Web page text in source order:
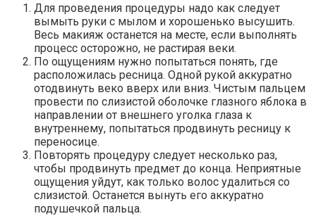
Для проведения процедуры надо как следует
вымыть руки с мылом и хорошенько высушить.
Весь макияж останется на месте, если выполнять
процесс осторожно, не растирая веки.
По ощущениям нужно попытаться понять, где
расположилась ресница. Одной рукой аккуратно
отодвинуть веко вверх или вниз. Чистым пальцем
провести по слизистой оболочке глазного яблока в
направлении от внешнего уголка глаза к
внутреннему, попытаться продвинуть ресницу к
переносице.
Повторять процедуру следует несколько раз,
чтобы продвинуть предмет до конца. Неприятные
ощущения уйдут, как только волос удалиться со
слизистой. Останется вынуть его аккуратно
подушечкой пальца.